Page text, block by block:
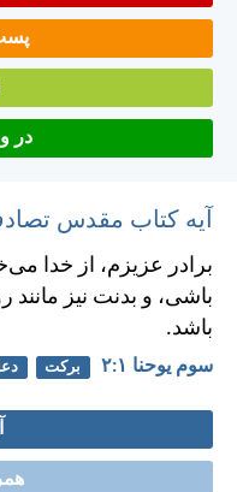
در
آیه کتاب مقدس
برادر عزيزم، از خدا
باشی، و بدنت نيز
باشد.
سوم يوحنا ۱:‏۲ برکت